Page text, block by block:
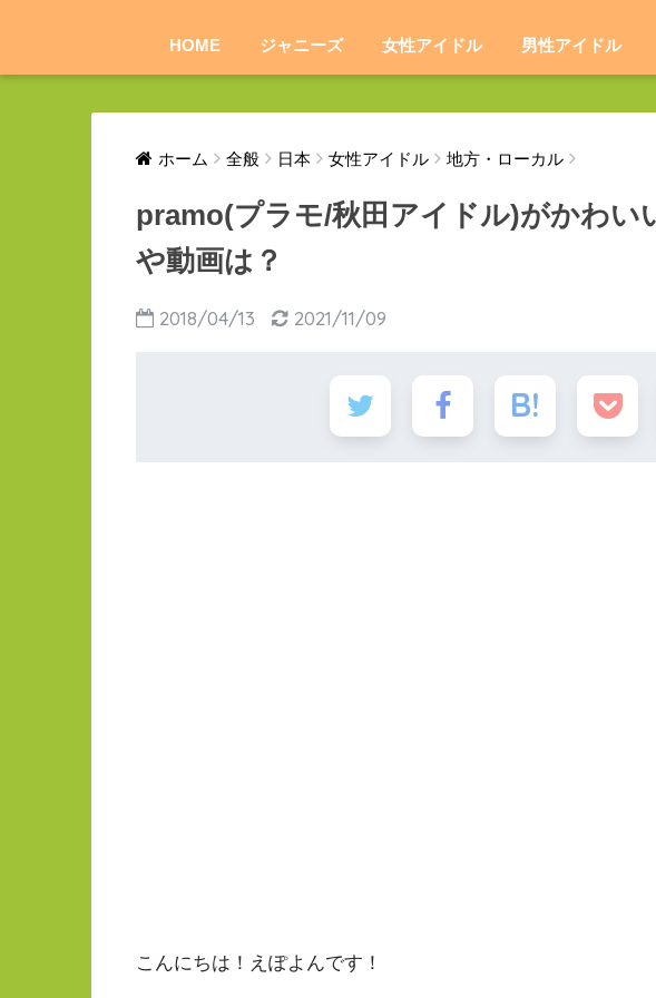
HOME ジャニーズ 女性アイドル 男性アイドル
ホーム 全般 日本 女性アイドル 地方・ローカル
pramo(プラモ/秋田アイドル)がかわい
や動画は？
2018/04/13 2021/11/09
こんにちは！えぽよんです！